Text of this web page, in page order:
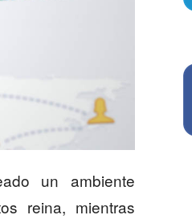
un ambiente
reina, mientras